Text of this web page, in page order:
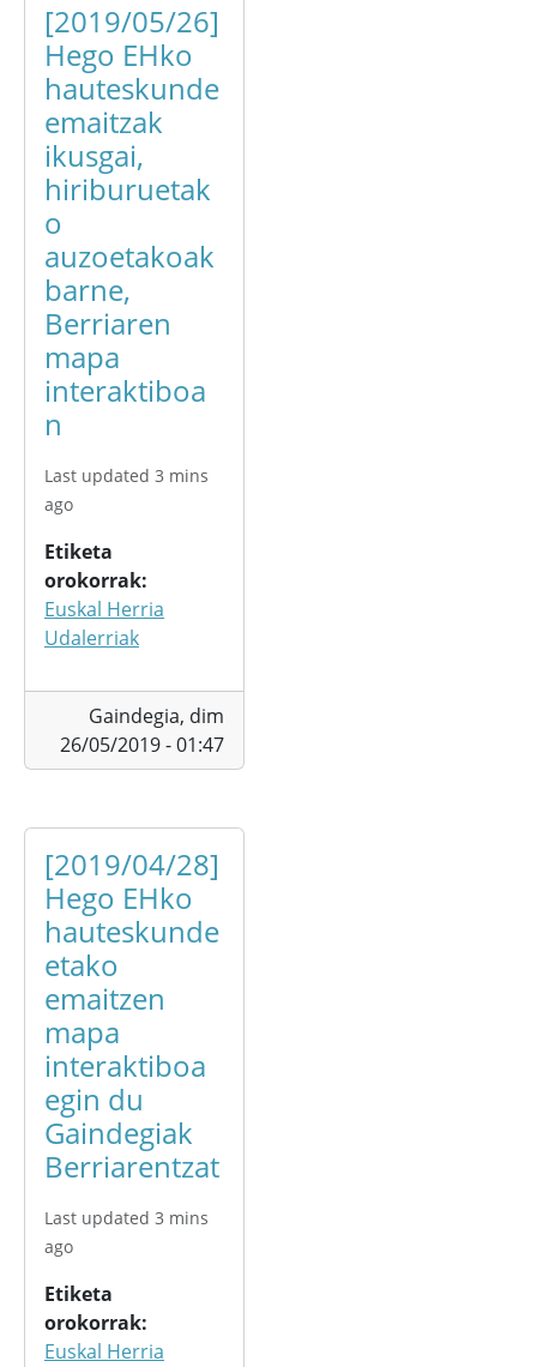
[2019/05/26]
Hego EHko
hauteskunde
emaitzak
ikusgai,
hiriburuetak
o
auzoetakoak
barne,
Berriaren
mapa
interaktiboa
n
Last updated 3 mins
ago
Etiketa
orokorrak
Euskal Herria
Udalerriak
Gaindegia, dim
26/05/2019 - 01:47
[2019/04/28]
Hego EHko
hauteskunde
etako
emaitzen
mapa
interaktiboa
egin du
Gaindegiak
Berriarentzat
Last updated 3 mins
ago
Etiketa
orokorrak
Euskal Herria